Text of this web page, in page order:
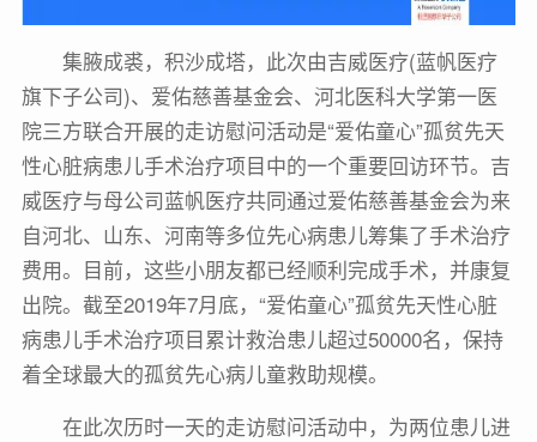
集腋成裘，积沙成塔，此次由吉威医疗(蓝帆医疗
旗下子公司)、爱佑慈善基金会、河北医科大学第一医
院三方联合开展的走访慰问活动是“爱佑童心”孤贫先天
性心脏病患儿手术治疗项目中的一个重要回访环节。吉
威医疗与母公司蓝帆医疗共同通过爱佑慈善基金会为来
自河北、山东、河南等多位先心病患儿筹集了手术治疗
费用。目前，这些小朋友都已经顺利完成手术，并康复
出院。截至2019年7月底，“爱佑童心”孤贫先天性心脏
病患儿手术治疗项目累计救治患儿超过50000名，保持
着全球最大的孤贫先心病儿童救助规模。
在此次历时一天的走访慰问活动中，为两位患儿进